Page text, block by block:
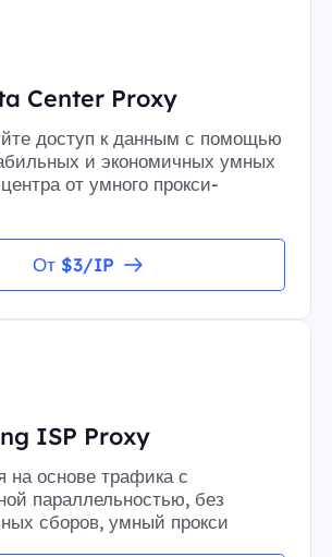
Center Proxy
доступ к данным с помощью
и экономичных умных
от умного прокси-
От $3/IP
ISP Proxy
на основе трафика с
параллельностью, без
сборов, умный прокси